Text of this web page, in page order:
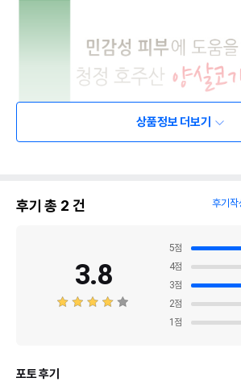
상품정보 더보기
후기 총 2 건 후기작
3.8
5점
4점
3점
2점
1 점
포토 후기